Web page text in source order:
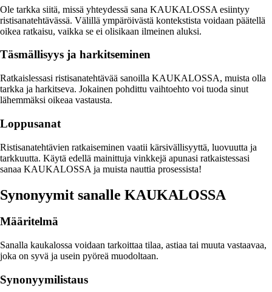
Ole tarkka siitä, missä yhteydessä sana KAUKALOSSA esiintyy
ristisanatehtävässä. Välillä ympäröivästä kontekstista voidaan päätellä
oikea ratkaisu, vaikka se ei olisikaan ilmeinen aluksi.
Täsmällisyys ja harkitseminen
Ratkaislessasi ristisanatehtävää sanoilla KAUKALOSSA, muista olla
tarkka ja harkitseva. Jokainen pohdittu vaihtoehto voi tuoda sinut
lähemmäksi oikeaa vastausta.
Loppusanat
Ristisanatehtävien ratkaiseminen vaatii kärsivällisyyttä, luovuutta ja
tarkkuutta. Käytä edellä mainittuja vinkkejä apunasi ratkaistessasi
sanaa KAUKALOSSA ja muista nauttia prosessista!
Synonyymit sanalle KAUKALOSSA
Määritelmä
Sanalla kaukalossa voidaan tarkoittaa tilaa, astiaa tai muuta vastaavaa,
joka on syvä ja usein pyöreä muodoltaan.
Synonyymilistaus